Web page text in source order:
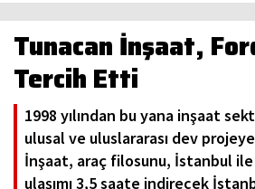
Tunacan İnşaat,
Tercih Etti
1998 yılından bu yana inşaat
ulusal ve uluslararası dev
İnşaat, araç filosunu, İstanbul ile
ulaşımı 3,5 saate indirecek